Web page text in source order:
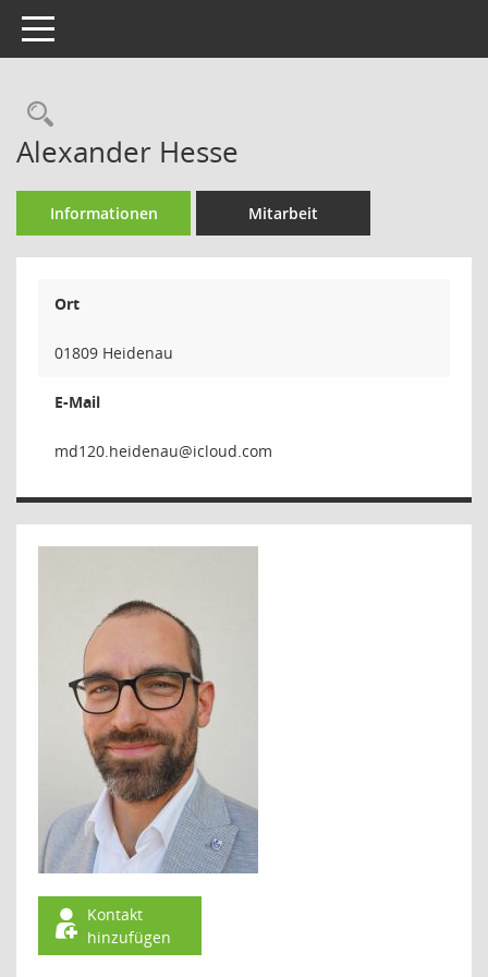
Toggle navigation
Rechercheauswahl
Alexander Hesse
Informationen Mitarbeit
Ort
01809 Heidenau
E-Mail
uanedie
Kontakt
hinzufügen